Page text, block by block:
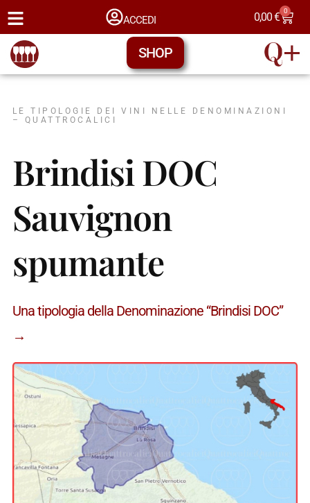
ACCEDI 0,00€ 0
SHOP
LE TIPOLOGIE DEI VINI NELLE DENOMINAZIONI
– QUATTROCALICI
Brindisi DOC
Sauvignon
spumante
Una tipologia della Denominazione “Brindisi DOC”
→